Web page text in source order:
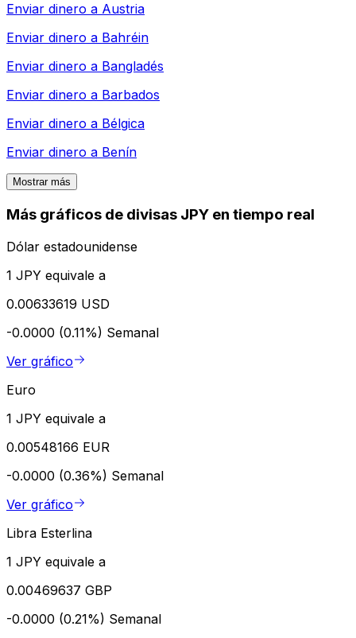
Enviar dinero a Austria
Enviar dinero a Bahréin
Enviar dinero a Bangladés
Enviar dinero a Barbados
Enviar dinero a Bélgica
Enviar dinero a Benín
Mostrar más
Más gráficos de divisas JPY en tiempo real
Dólar estadounidense
1 JPY equivale a
0.00633619 USD
-0.0000 (0.11%) Semanal
Ver gráfico
Euro
1 JPY equivale a
0.00548166 EUR
-0.0000 (0.36%) Semanal
Ver gráfico
Libra Esterlina
1 JPY equivale a
0.00469637 GBP
-0.0000 (0.21%) Semanal